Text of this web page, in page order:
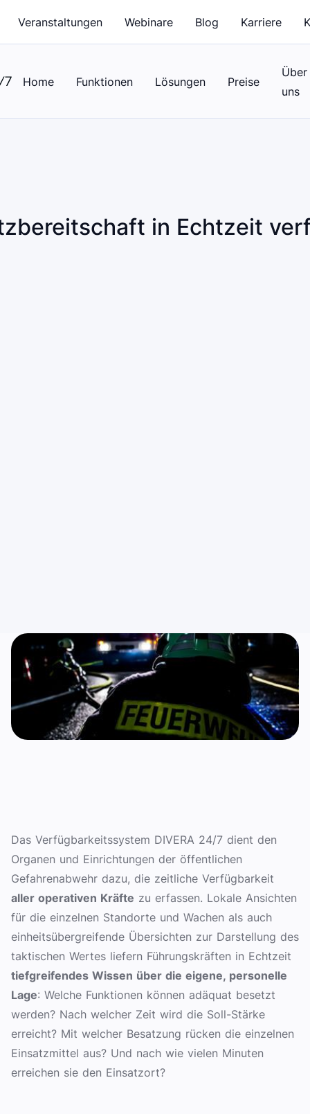
Veranstaltungen Webinare Blog Karriere
Home Funktionen Lösungen Preise
Über
uns
in Echtzeit
Das Verfügbarkeitssystem DIVERA 24/7 dient den
Organen und Einrichtungen der öffentlichen
Gefahrenabwehr dazu, die zeitliche Verfügbarkeit
aller operativen Kräfte zu erfassen. Lokale Ansichten
für die einzelnen Standorte und Wachen als auch
einheitsübergreifende Übersichten zur Darstellung des
taktischen Wertes liefern Führungskräften in Echtzeit
tiefgreifendes Wissen über die eigene, personelle
Lage: Welche Funktionen können adäquat besetzt
werden? Nach welcher Zeit wird die Soll-Stärke
erreicht? Mit welcher Besatzung rücken die einzelnen
Einsatzmittel aus? Und nach wie vielen Minuten
erreichen sie den Einsatzort?